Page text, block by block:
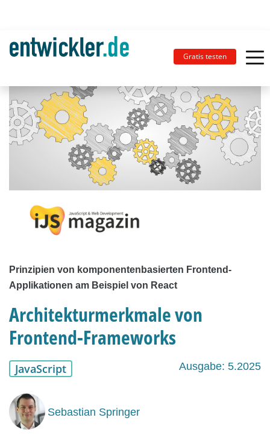
Gratis testen
Prinzipien von komponentenbasierten Frontend-
Applikationen am Beispiel von React
Architekturmerkmale von
Frontend-Frameworks
JavaScript Ausgabe: 5.2025
Sebastian Springer